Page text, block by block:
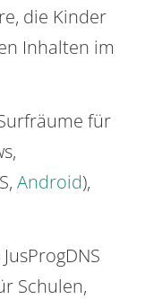
die Kinder
Inhalten im
für
Android),
Schulen,